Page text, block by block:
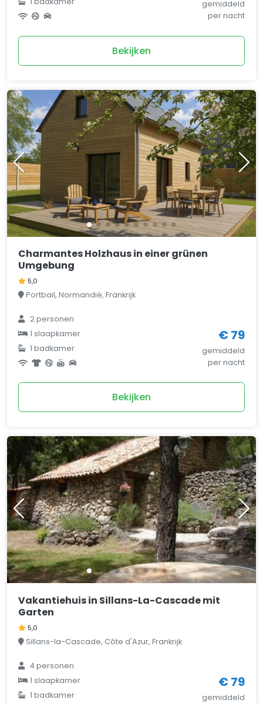
gemiddeld
per nacht
Bekijken
Charmantes Holzhaus in einer grünen
Umgebung
5,0
Portbail, Normandië, Frankrijk
2 personen
1 slaapkamer
1 badkamer
€ 79
gemiddeld
per nacht
Bekijken
Vakantiehuis in Sillans-La-Cascade mit
Garten
5,0
Sillans-la-Cascade, Côte d'Azur, Frankrijk
4 personen
1 slaapkamer
1 badkamer
€ 79
gemiddeld